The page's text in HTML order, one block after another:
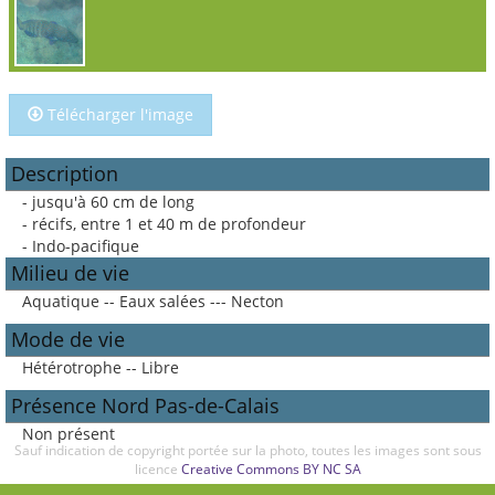
Télécharger l'image
Description
- jusqu'à 60 cm de long
- récifs, entre 1 et 40 m de profondeur
- Indo-pacifique
Milieu de vie
Aquatique -- Eaux salées --- Necton
Mode de vie
Hétérotrophe -- Libre
Présence Nord Pas-de-Calais
Non présent
Sauf indication de copyright portée sur la photo, toutes les images sont sous
licence Creative Commons BY NC SA